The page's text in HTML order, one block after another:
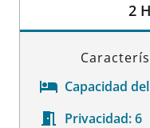
2
Capacidad
Privacidad:6